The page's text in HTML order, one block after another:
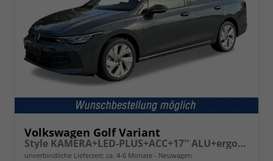
Volkswagen Golf Variant
Style KAMERA+LED-PLUS+ACC+17'' ALU+ergoActive
unverbindliche Lieferzeit: ca. 4-6 Monate Neuwagen